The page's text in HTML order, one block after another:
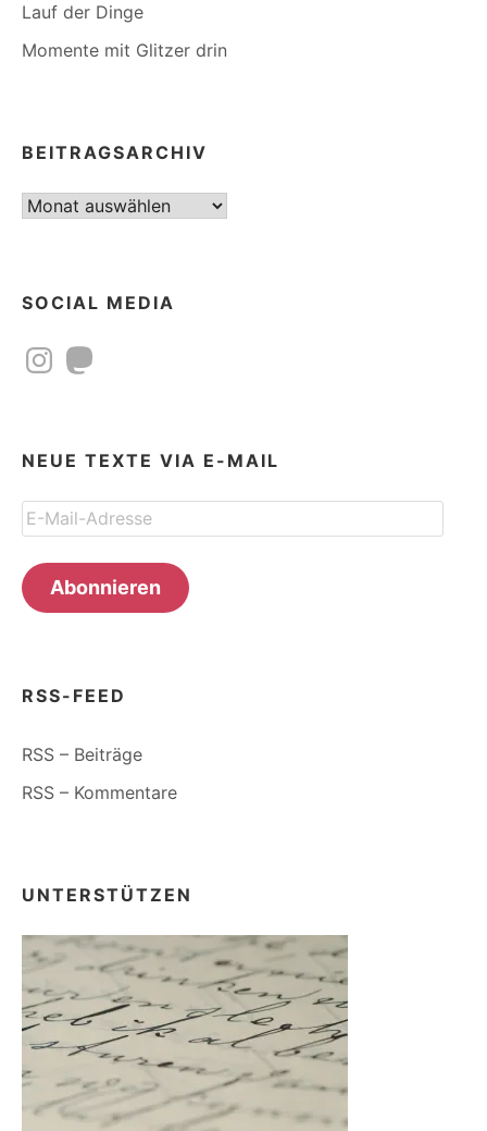
Lauf der Dinge
Momente mit Glitzer drin
BEITRAGSARCHIV
Beitragsarchiv
SOCIAL MEDIA
InstagramMastodon
NEUE TEXTE VIA E-MAIL
E-
Mail-
Adresse
Abonnieren
RSS-FEED
RSS – Beiträge
RSS – Kommentare
UNTERSTÜTZEN